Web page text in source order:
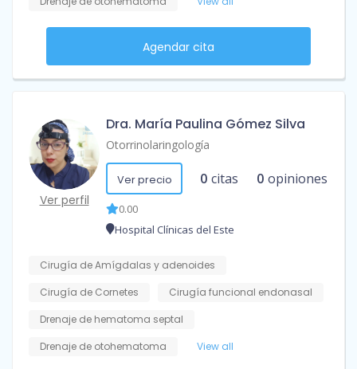
Agendar cita
Ver perfil
Dra. María Paulina Gómez Silva
Otorrinolaringología
Ver precio 0 citas 0 opiniones
0.00
Hospital Clínicas del Este
Cirugía de Amígdalas y adenoides
Cirugía de Cornetes
Cirugía funcional endonasal
Drenaje de hematoma septal
Drenaje de otohematoma
View all